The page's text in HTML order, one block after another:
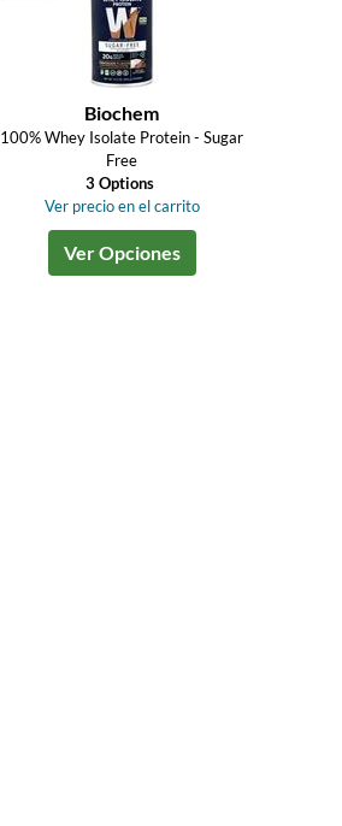
Biochem
100% Whey Isolate Protein - Sugar
Free
3 Options
Ver precio en el carrito
Ver Opciones